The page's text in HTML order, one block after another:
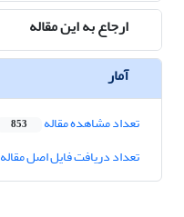
ارجاع به این مقاله
آمار
تعداد مشاهده مقاله 853
تعداد دریافت فایل اصل مقاله